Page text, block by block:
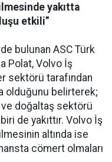
yakıtta
etkili”
bulunan ASC Türk
Polat, Volvo İş
sektörü tarafından
olduğunu belirterek;
doğaltaş sektörü
de yakıttır. Volvo İş
altında ise
cömert olmaları